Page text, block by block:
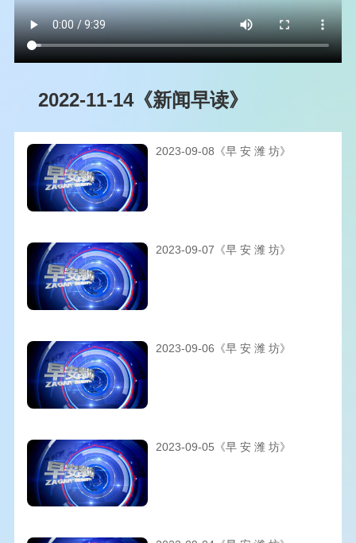
2022-11-14《新闻早读》
2023-09-08《早 安 潍 坊》
2023-09-07《早 安 潍 坊》
2023-09-06《早 安 潍 坊》
2023-09-05《早 安 潍 坊》